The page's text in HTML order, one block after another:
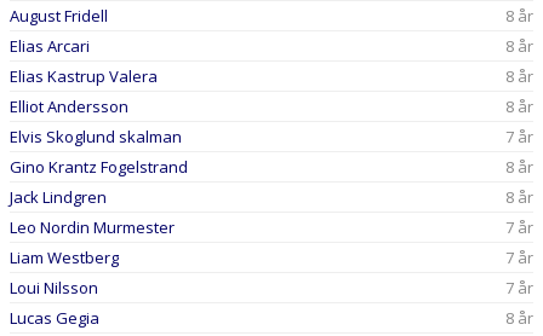
August Fridell
8 år
Elias Arcari
8 år
Elias Kastrup Valera
8 år
Elliot Andersson
8 år
Elvis Skoglund skalman
7 år
Gino Krantz Fogelstrand
8 år
Jack Lindgren
8 år
Leo Nordin Murmester
7 år
Liam Westberg
7 år
Loui Nilsson
7 år
Lucas Gegia
8 år